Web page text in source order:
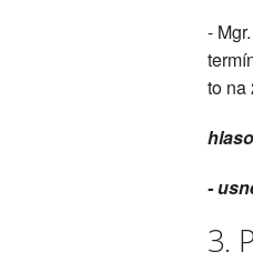
-
to na
-
3.